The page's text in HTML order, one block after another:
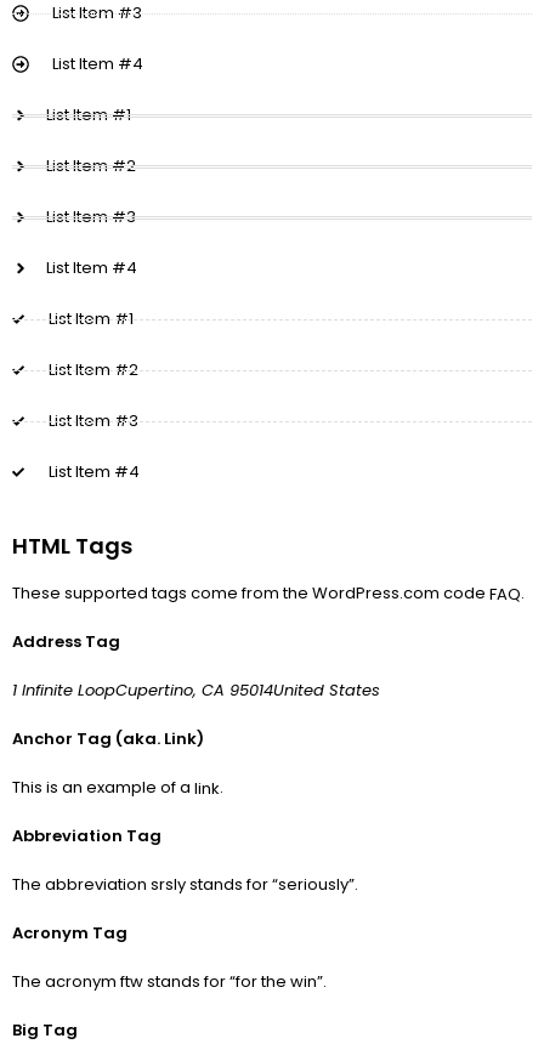
List Item #3
List Item #4
List Item #1
List Item #2
List Item #3
List Item #4
List Item #1
List Item #2
List Item #3
List Item #4
HTML Tags
These supported tags come from the WordPress.com code FAQ.
Address Tag
1 Infinite LoopCupertino, CA 95014United States
Anchor Tag (aka. Link)
This is an example of a link.
Abbreviation Tag
The abbreviation srslystands for “seriously”.
Acronym Tag
The acronymftwstands for “for the win”.
Big Tag